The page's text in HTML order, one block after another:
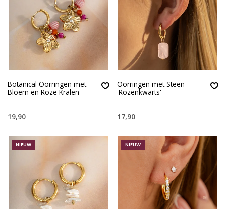
Botanical Oorringen met
Bloem en Roze Kralen
19,90
Oorringen met Steen
'Rozenkwarts'
17,90
NIEUW NIEUW